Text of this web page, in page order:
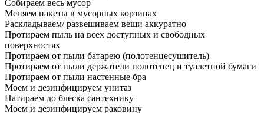
Собираем весь мусор
Меняем пакеты в мусорных корзинах
Раскладываем/ развешиваем вещи аккуратно
Протираем пыль на всех доступных и свободных
поверхностях
Протираем от пыли батарею (полотенцесушитель)
Протираем от пыли держатели полотенец и туалетной бумаги
Протираем от пыли настенные бра
Моем и дезинфицируем унитаз
Натираем до блеска сантехнику
Моем и дезинфицируем раковину